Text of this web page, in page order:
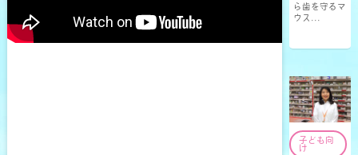
ら歯を守るマ
ウス...
子ども向
け